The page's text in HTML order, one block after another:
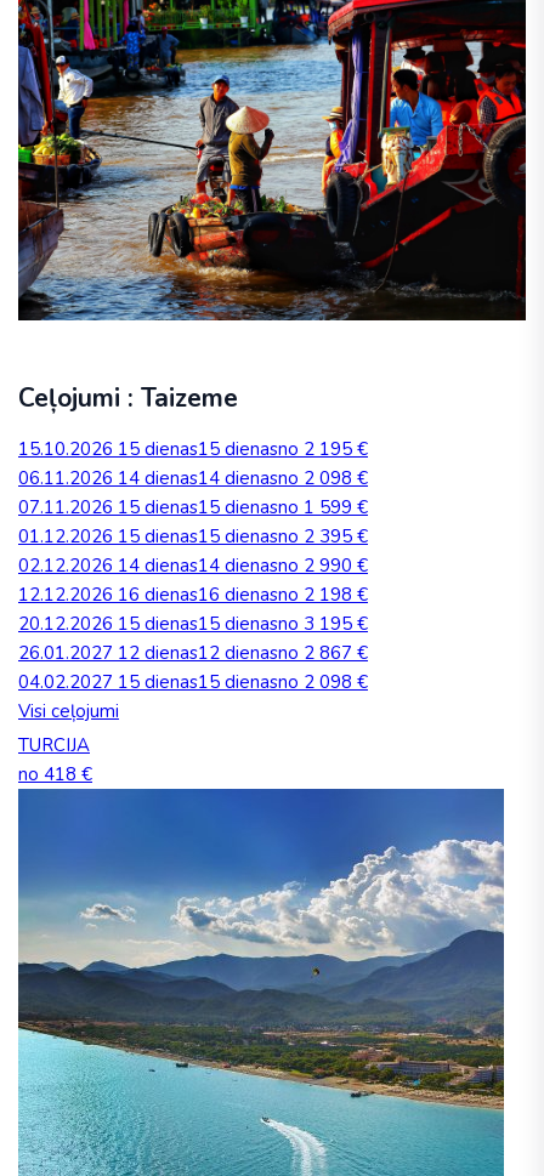
Ceļojumi : Taizeme
15.10.2026 15 dienas15 dienasno 2 195 €
06.11.2026 14 dienas14 dienasno 2 098 €
07.11.2026 15 dienas15 dienasno 1 599 €
01.12.2026 15 dienas15 dienasno 2 395 €
02.12.2026 14 dienas14 dienasno 2 990 €
12.12.2026 16 dienas16 dienasno 2 198 €
20.12.2026 15 dienas15 dienasno 3 195 €
26.01.2027 12 dienas12 dienasno 2 867 €
04.02.2027 15 dienas15 dienasno 2 098 €
Visi ceļojumi
TURCIJA
no 418 €